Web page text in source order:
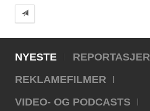
NYESTE
REPORTASJER
REKLAMEFILMER
VIDEO- OG PODCASTS